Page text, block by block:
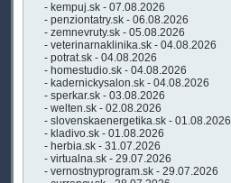
- kempuj.sk - 07.08.2026
- penziontatry.sk - 06.08.2026
- zemnevruty.sk - 05.08.2026
- veterinarnaklinika.sk - 04.08.2026
- potrat.sk - 04.08.2026
- homestudio.sk - 04.08.2026
- kadernickysalon.sk - 04.08.2026
- sperkar.sk - 03.08.2026
- welten.sk - 02.08.2026
- slovenskaenergetika.sk - 01.08.2026
- kladivo.sk - 01.08.2026
- herbia.sk - 31.07.2026
- virtualna.sk - 29.07.2026
- vernostnyprogram.sk - 29.07.2026